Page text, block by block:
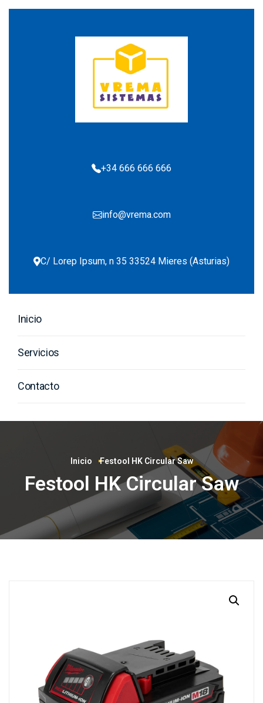
+34 666 666 666
info@vrema.com
C/ Lorep Ipsum, n 35 33524 Mieres (Asturias)
Inicio
Servicios
Contacto
Inicio Festool HK Circular Saw
Festool HK Circular Saw